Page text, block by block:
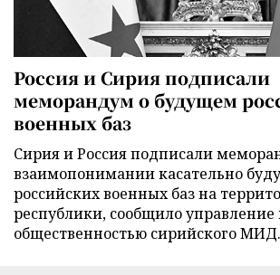
Россия и Сирия подписали
меморандум о будущем
военных баз
Сирия и Россия подписали
взаимопонимании касательно
российских военных баз на
республики, сообщило управление
общественностью сирийского МИД.